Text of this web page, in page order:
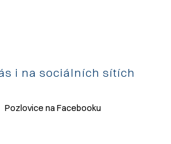
i na sociálních sítích
Pozlovice na Facebooku